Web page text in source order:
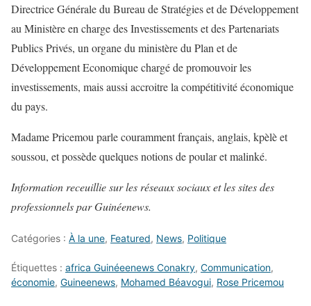
Directrice Générale du Bureau de Stratégies et de Développement
au Ministère en charge des Investissements et des Partenariats
Publics Privés, un organe du ministère du Plan et de
Développement Economique chargé de promouvoir les
investissements, mais aussi accroitre la compétitivité économique
du pays.
Madame Pricemou parle couramment français, anglais, kpèlè et
soussou, et possède quelques notions de poular et malinké.
Information receuillie sur les réseaux sociaux et les sites des
professionnels par Guinéenews.
Catégories : À la une, Featured, News, Politique
Étiquettes : africa Guinéeenews Conakry, Communication,
économie, Guineenews, Mohamed Béavogui, Rose Pricemou